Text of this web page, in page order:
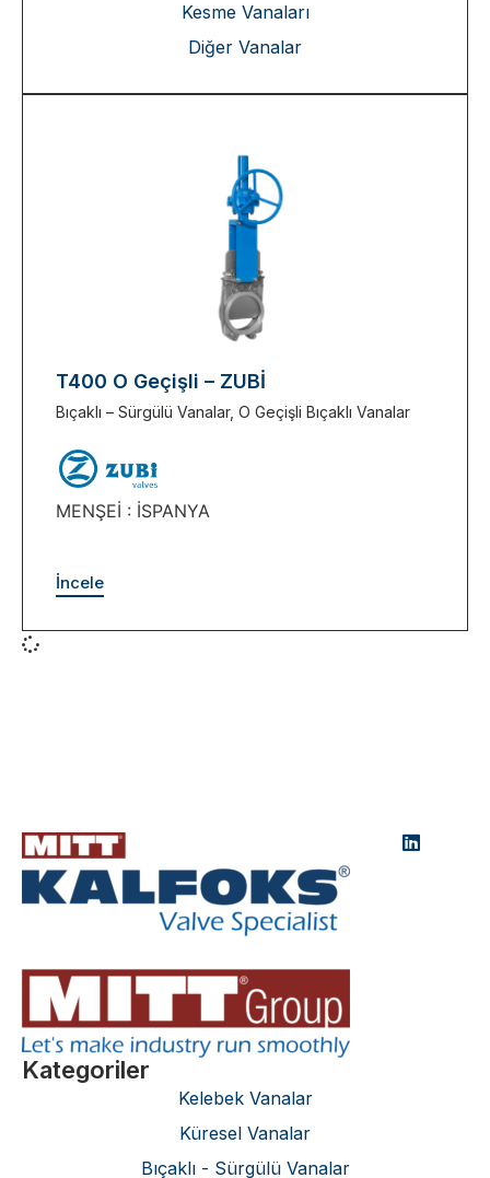
Kesme Vanaları
Diğer Vanalar
T400 O Geçişli – ZUBİ
Bıçaklı – Sürgülü Vanalar, O Geçişli Bıçaklı Vanalar
MENŞEİ : İSPANYA
İncele
Kategoriler
Kelebek Vanalar
Küresel Vanalar
Bıçaklı - Sürgülü Vanalar